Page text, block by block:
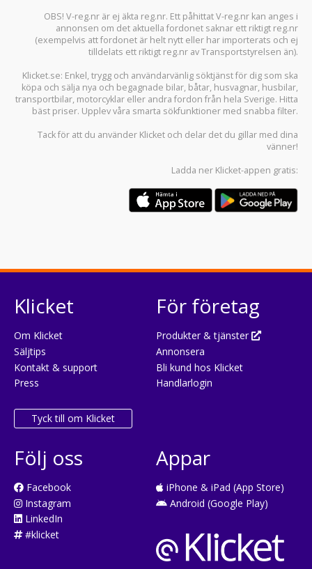
OBS! V-reg.nr är ej äkta reg.nr. Ett påhittat V-reg.nr kan anges i
annonsen om det aktuella fordonet saknar ett riktigt reg.nr
(exempelvis att fordonet är helt nytt eller har importerats och ej
tilldelats ett riktigt reg.nr av Transportstyrelsen än).
Klicket.se: Enkel, trygg och användarvänlig söktjänst för dig som ska
köpa och sälja nya och begagnade bilar, båtar, husvagnar, husbilar,
transportbilar, motorcyklar eller andra fordon från hela Sverige. Hitta
bäst priser. Upplev våra smarta sökfunktioner med snabba filter.
Tack för att du använder Klicket och delar det du gillar med dina
vänner!
Ladda ner Klicket-appen gratis:
Klicket
Om Klicket
Säljtips
Kontakt & support
Press
Tyck till om Klicket
För företag
Produkter & tjänster
Annonsera
Bli kund hos Klicket
Handlarlogin
Följ oss
Facebook
Instagram
LinkedIn
#klicket
Appar
iPhone & iPad (App Store)
Android (Google Play)